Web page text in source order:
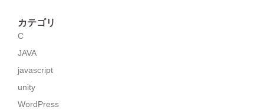
カテゴリ
C
JAVA
javascript
unity
WordPress